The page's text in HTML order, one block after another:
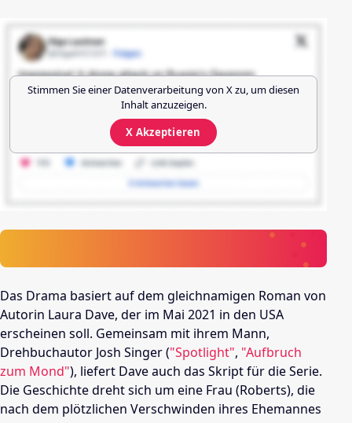
Stimmen Sie einer Datenverarbeitung von Xzu, um diesen
Inhalt anzuzeigen.
X Akzeptieren
Das Drama basiert auf dem gleichnamigen Roman von
Autorin Laura Dave, der im Mai 2021 in den USA
erscheinen soll. Gemeinsam mit ihrem Mann,
Drehbuchautor Josh Singer ("Spotlight", "Aufbruch
zum Mond"), liefert Dave auch das Skript für die Serie.
Die Geschichte dreht sich um eine Frau (Roberts), die
nach dem plötzlichen Verschwinden ihres Ehemannes